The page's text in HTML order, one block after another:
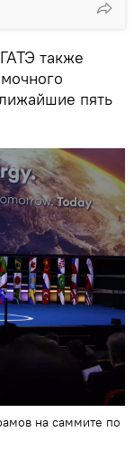
также
пять
на саммите по